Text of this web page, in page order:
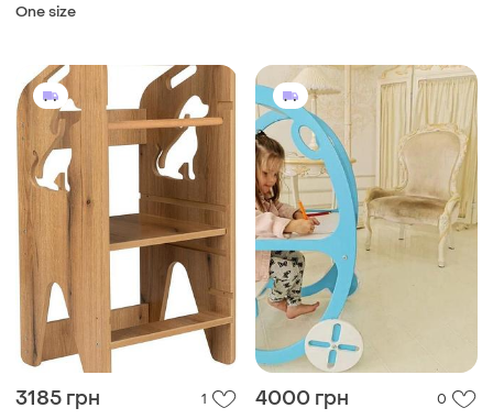
One size
3185 грн 1 4000 грн 0